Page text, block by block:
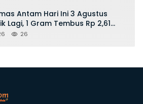
Antam Hari Ini 3 Agustus
Lagi, 1 Gram Tembus Rp 2,61
26